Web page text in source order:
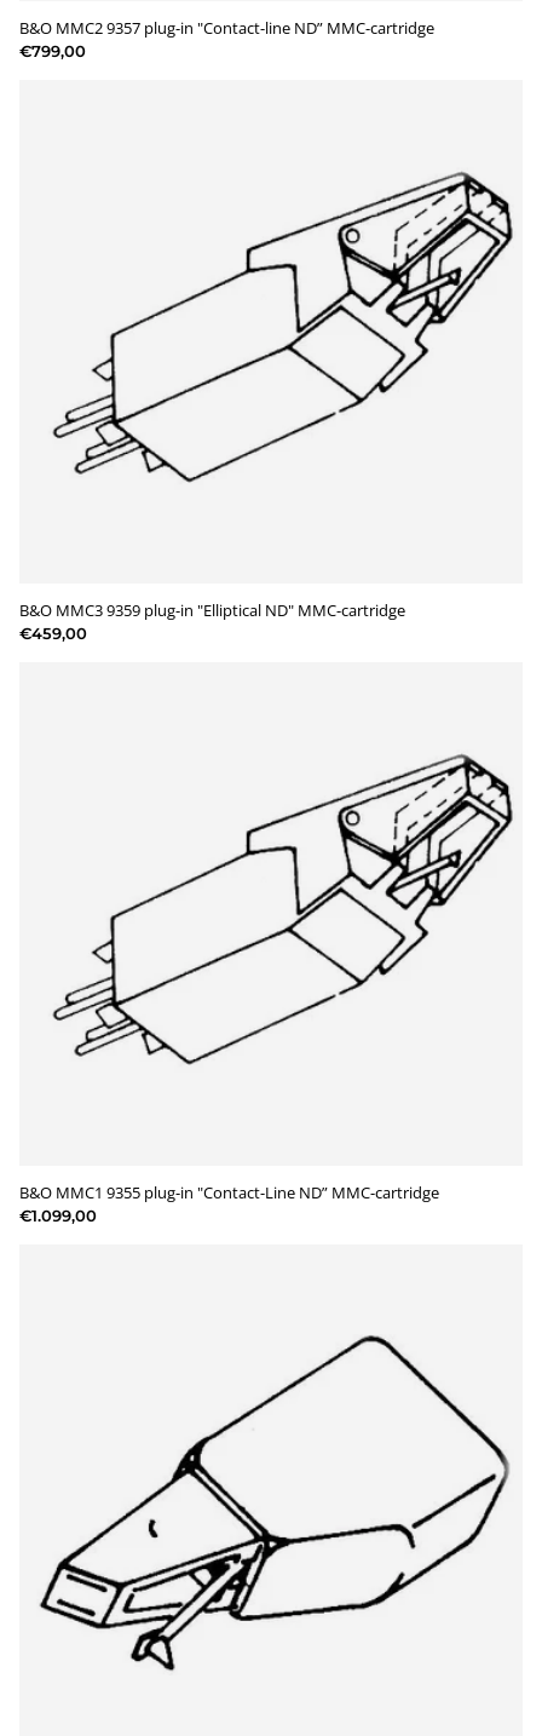
B&O MMC2 9357 plug-in "Contact-line ND” MMC-cartridge
€799,00
B&O MMC3 9359 plug-in "Elliptical ND" MMC-cartridge
€459,00
B&O MMC1 9355 plug-in "Contact-Line ND” MMC-cartridge
€1.099,00